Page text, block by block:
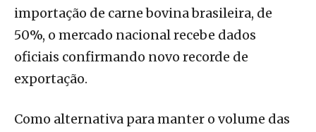
importação de carne bovina brasileira, de
50%, o mercado nacional recebe dados
oficiais confirmando novo recorde de
exportação.
Como alternativa para manter o volume das